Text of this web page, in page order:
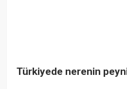
Türkiyede nerenin